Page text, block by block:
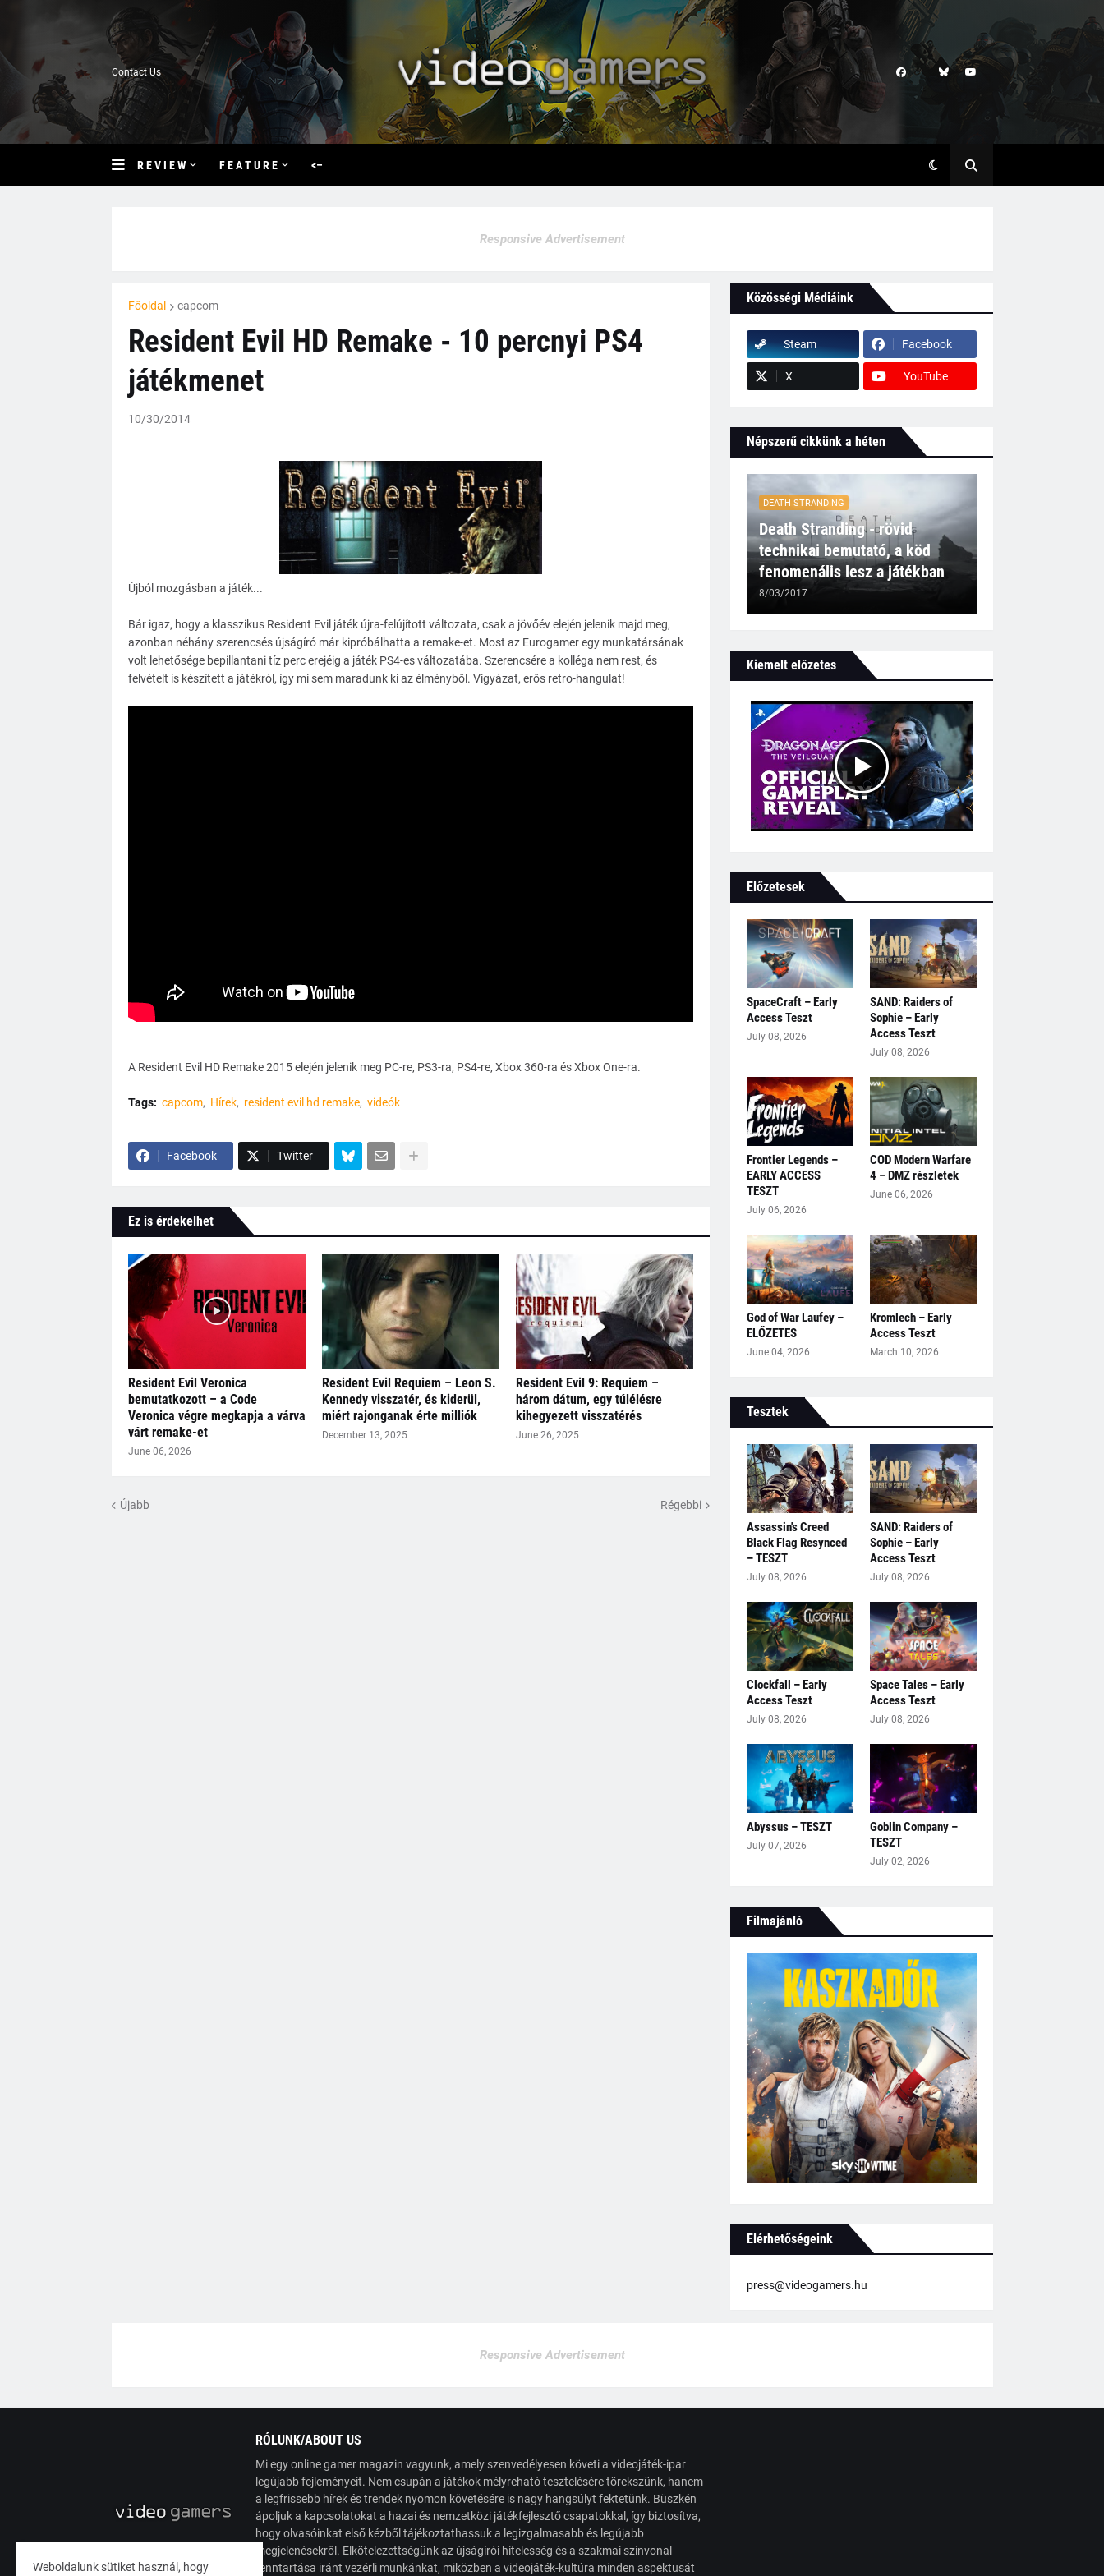
Contact Us
R E V I E W F E A T U R E <–
Responsive Advertisement
Főoldal capcom
Resident Evil HD Remake - 10 percnyi PS4
játékmenet
10/30/2014
Újból mozgásban a játék...
Bár igaz, hogy a klasszikus Resident Evil játék újra-felújított változata, csak a jövőév elején jelenik majd meg,
azonban néhány szerencsés újságíró már kipróbálhatta a remake-et. Most az Eurogamer egy munkatársának
volt lehetősége bepillantani tíz perc erejéig a játék PS4-es változatába. Szerencsére a kolléga nem rest, és
felvételt is készített a játékról, így mi sem maradunk ki az élményből. Vigyázat, erős retro-hangulat!
A Resident Evil HD Remake 2015 elején jelenik meg PC-re, PS3-ra, PS4-re, Xbox 360-ra és Xbox One-ra.
Tags: capcom Hírek resident evil hd remake videók
Facebook Twitter
Ez is érdekelhet
Resident Evil Veronica
bemutatkozott – a Code
Veronica végre megkapja a várva
várt remake-et
June 06, 2026
Resident Evil Requiem – Leon S.
Kennedy visszatér, és kiderül,
miért rajonganak érte milliók
December 13, 2025
Resident Evil 9: Requiem –
három dátum, egy túlélésre
kihegyezett visszatérés
June 26, 2025
Újabb Régebbi
Közösségi Médiáink
Steam Facebook
X YouTube
Népszerű cikkünk a héten
DEATH STRANDING
Death Stranding - rövid
technikai bemutató, a köd
fenomenális lesz a játékban
8/03/2017
Kiemelt előzetes
Előzetesek
SpaceCraft – Early
Access Teszt
July 08, 2026
SAND: Raiders of
Sophie – Early
Access Teszt
July 08, 2026
Frontier Legends –
EARLY ACCESS
TESZT
July 06, 2026
COD Modern Warfare
4 – DMZ részletek
June 06, 2026
God of War Laufey –
ELŐZETES
June 04, 2026
Kromlech – Early
Access Teszt
March 10, 2026
Tesztek
Assassin's Creed
Black Flag Resynced
– TESZT
July 08, 2026
SAND: Raiders of
Sophie – Early
Access Teszt
July 08, 2026
Clockfall – Early
Access Teszt
July 08, 2026
Space Tales – Early
Access Teszt
July 08, 2026
Abyssus – TESZT
July 07, 2026
Goblin Company –
TESZT
July 02, 2026
Filmajánló
Elérhetőségeink
press@videogamers.hu
Responsive Advertisement
RÓLUNK/ABOUT US
Mi egy online gamer magazin vagyunk, amely szenvedélyesen követi a videojáték-ipar
legújabb fejleményeit. Nem csupán a játékok mélyreható tesztelésére törekszünk, hanem
a legfrissebb hírek és trendek nyomon követésére is nagy hangsúlyt fektetünk. Büszkén
ápoljuk a kapcsolatokat a hazai és nemzetközi játékfejlesztő csapatokkal, így biztosítva,
hogy olvasóinkat első kézből tájékoztathassuk a legizgalmasabb és legújabb
megjelenésekről. Elkötelezettségünk az újságírói hitelesség és a szakmai színvonal
fenntartása iránt vezérli munkánkat, miközben a videojáték-kultúra minden aspektusát
Weboldalunk sütiket használ, hogy